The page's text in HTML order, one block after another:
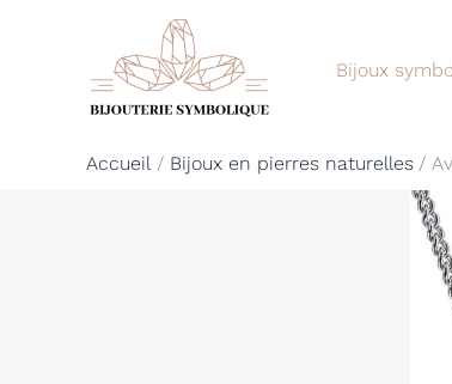
Bijoux
Accueil Bijoux en pierres naturelles